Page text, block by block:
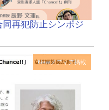
再犯防止シンポジ
Newメディア掲載